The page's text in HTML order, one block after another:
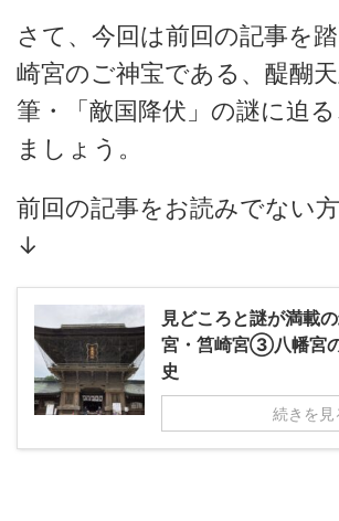
さて、今回は前回の記事を
崎宮のご神宝である、醍醐
筆・「敵国降伏」の謎に迫
ましょう。
前回の記事をお読みでない
↓
見どころと謎が満載
宮・筥崎宮③八幡宮
史
続きを見